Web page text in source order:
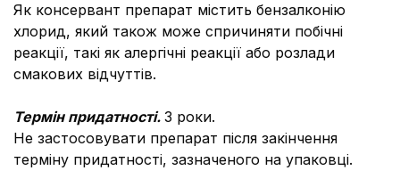
Як консервант препарат містить бензалконію
хлорид, який також може спричиняти побічні
реакції, такі як алергічні реакції або розлади
смакових відчуттів.
Термін придатності. 3 роки.
Не застосовувати препарат після закінчення
терміну придатності, зазначеного на упаковці.